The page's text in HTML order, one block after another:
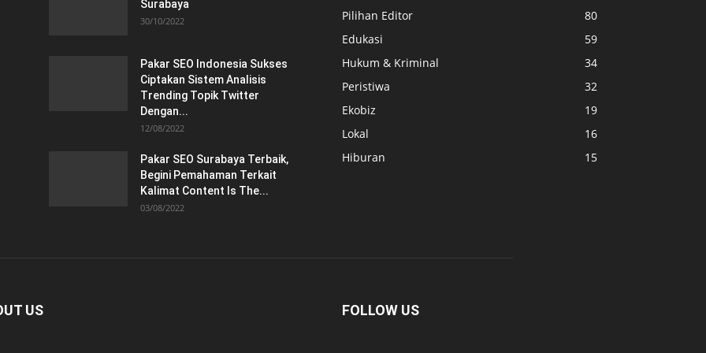
Surabaya
30/10/2022
Pakar SEO Indonesia Sukses
Ciptakan Sistem Analisis
Trending Topik Twitter
Dengan...
12/08/2022
Pakar SEO Surabaya Terbaik,
Begini Pemahaman Terkait
Kalimat Content Is The...
03/08/2022
Pilihan Editor
80
Edukasi
59
Hukum & Kriminal
34
Peristiwa
32
Ekobiz
19
Lokal
16
Hiburan
15
US FOLLOW US